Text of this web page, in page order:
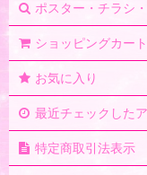
ポスター・チラシ
ショッピングカート
お気に入り
最近チェックした
特定商取引法表示